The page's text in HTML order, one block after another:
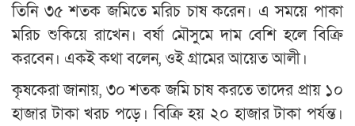
তিনি ৩৫ শতক জমিতে মরিচ চাষ করেন। এ সময়ে পাকা
মরিচ শুকিয়ে রাখেন। বর্ষা মৌসুমে দাম বেশি হলে বিক্রি
করবেন। একই কথা বলেন, ওই গ্রামের আয়েত আলী।
কৃষকেরা জানায়, ৩০ শতক জমি চাষ করতে তাদের প্রায় ১০
হাজার টাকা খরচ পড়ে। বিক্রি হয় ২০ হাজার টাকা পর্যন্ত।